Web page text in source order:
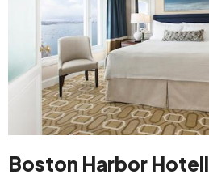
Boston Harbor Hotell